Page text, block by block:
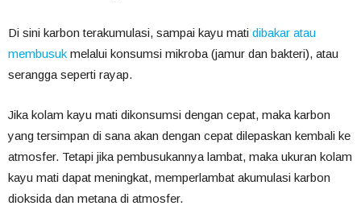
Di sini karbon terakumulasi, sampai kayu mati dibakar atau
membusuk melalui konsumsi mikroba (jamur dan bakteri), atau
serangga seperti rayap.
Jika kolam kayu mati dikonsumsi dengan cepat, maka karbon
yang tersimpan di sana akan dengan cepat dilepaskan kembali ke
atmosfer. Tetapi jika pembusukannya lambat, maka ukuran kolam
kayu mati dapat meningkat, memperlambat akumulasi karbon
dioksida dan metana di atmosfer.